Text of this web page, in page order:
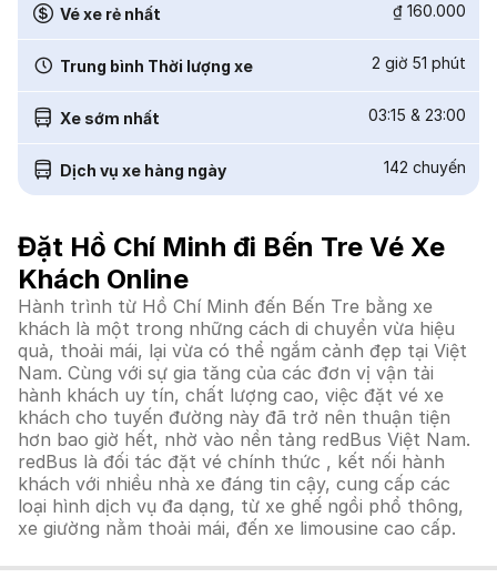
Vé xe rẻ nhất ₫ 160.000
Trung bình Thời lượng xe 2 giờ 51 phút
Xe sớm nhất 03:15 & 23:00
Dịch vụ xe hàng ngày 142 chuyến
Đặt Hồ Chí Minh đi Bến Tre Vé Xe
Khách Online
Hành trình từ Hồ Chí Minh đến Bến Tre bằng xe
khách là một trong những cách di chuyển vừa hiệu
quả, thoải mái, lại vừa có thể ngắm cảnh đẹp tại Việt
Nam. Cùng với sự gia tăng của các đơn vị vận tải
hành khách uy tín, chất lượng cao, việc đặt vé xe
khách cho tuyến đường này đã trở nên thuận tiện
hơn bao giờ hết, nhờ vào nền tảng redBus Việt Nam.
redBus là đối tác đặt vé chính thức , kết nối hành
khách với nhiều nhà xe đáng tin cậy, cung cấp các
loại hình dịch vụ đa dạng, từ xe ghế ngồi phổ thông,
xe giường nằm thoải mái, đến xe limousine cao cấp.